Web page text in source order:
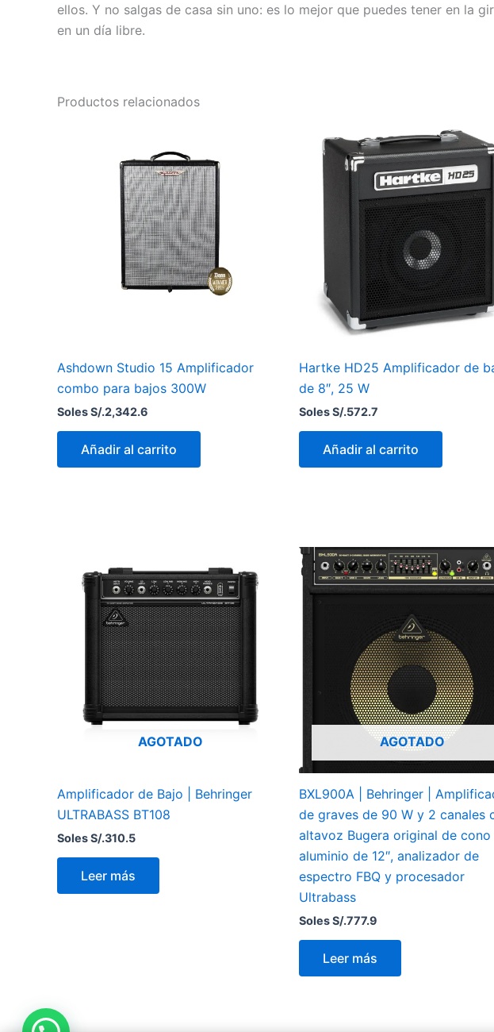
ellos. Y no salgas de casa sin uno: es lo mejor que puedes tener en la
en un día libre.
Productos relacionados
Ashdown Studio 15 Amplificador
combo para bajos 300W
Soles S/.2,342.6
Añadir al carrito
Hartke HD25 Amplificador de
de 8″, 25 W
Soles S/.572.7
Añadir al carrito
AGOTADO
Amplificador de Bajo | Behringer
ULTRABASS BT108
Soles S/.310.5
Leer más
AGOTADO
BXL900A | Behringer |
de graves de 90 W y 2 canales
altavoz Bugera original de cono
aluminio de 12″, analizador de
espectro FBQ y procesador
Ultrabass
Soles S/.777.9
Leer más